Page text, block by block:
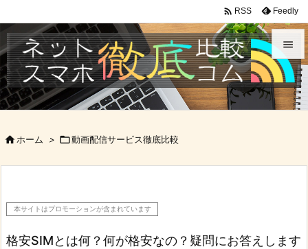


メニュ

 RSS Feedly
ホーム > 動画配信サービス徹底比較
本サイトはプロモーションが含まれています
格安SIMとは何？何が格安なの？疑問にお答えします